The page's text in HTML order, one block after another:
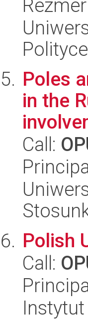
Rezmer
Poles
in the
Call:
Polish
Call: